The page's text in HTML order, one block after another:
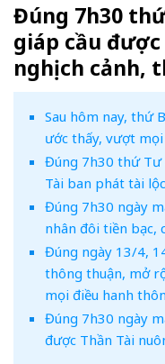
Đúng 7h30
giáp cầu
nghịch cảnh,
Sau hôm nay, thứ
ước thấy, vượt
Đúng 7h30 thứ Tư
Tài ban phát tài
Đúng 7h30 ngày
nhân đôi tiền bạc,
Đúng ngày 13/4,
thông thuận, mở
mọi điều hanh
Đúng 7h30 ngày
được Thần Tài